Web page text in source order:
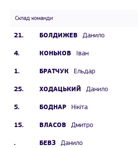
Склад команди
21. БОЛДИЖЕВ Данило
4. КОНЬКОВ Іван
1. БРАТЧУК Ельдар
25. ХОДАЦЬКИЙ Данило
5. БОДНАР Нікіта
15. ВЛАСОВ Дмитро
. БЕВЗ Данило